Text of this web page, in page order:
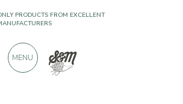
PRODUCTS FROM EXCELLENT
900 POSITIVE REVIEWS
MENU